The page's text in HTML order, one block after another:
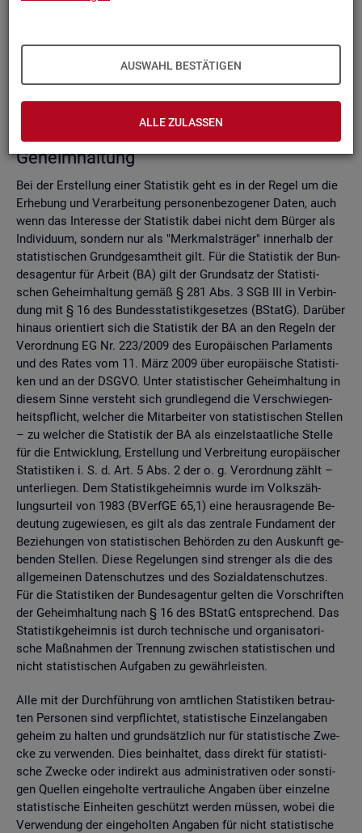
AUSWAHL BESTÄTIGEN
ALLE ZULASSEN
tung
Zell­sper­rungs­ver­fah­ren
Run­dungs­ver­fah­ren
Ver­gleich der Ver­fah­ren
Recht­li­che Grund­la­gen der sta­tis­ti­schen
Ge­heim­hal­tung
Bei der Er­stel­lung einer Sta­tis­tik geht es in der Regel um die
Er­he­bung und Ver­ar­bei­tung per­so­nen­be­zo­ge­ner Daten, auch
wenn das In­ter­es­se der Sta­tis­tik dabei nicht dem Bür­ger als
In­di­vi­du­um, son­dern nur als "Merk­mals­trä­ger" in­ner­halb der
sta­tis­ti­schen Grund­ge­samt­heit gilt. Für die Sta­tis­tik der Bun­
des­agen­tur für Ar­beit (BA) gilt der Grund­satz der Sta­tis­ti­
schen Ge­heim­hal­tung gemäß § 281 Abs. 3 SGB III in Ver­bin­
dung mit § 16 des Bun­des­sta­tis­tik­ge­set­zes (BStatG). Dar­über
hin­aus ori­en­tiert sich die Sta­tis­tik der BA an den Re­geln der
Ver­ord­nung EG Nr. 223/2009 des Eu­ro­päi­schen Par­la­ments
und des Rates vom 11. März 2009 über eu­ro­päi­sche Sta­tis­ti­
ken und an der DSGVO. Unter sta­tis­ti­scher Ge­heim­hal­tung in
die­sem Sinne ver­steht sich grund­le­gend die Ver­schwie­gen­
heits­pflicht, wel­cher die Mit­ar­bei­ter von sta­tis­ti­schen Stel­len
– zu wel­cher die Sta­tis­tik der BA als ein­zel­staat­li­che Stel­le
für die Ent­wick­lung, Er­stel­lung und Ver­brei­tung eu­ro­päi­scher
Sta­tis­ti­ken i. S. d. Art. 5 Abs. 2 der o. g. Ver­ord­nung zählt –
un­ter­lie­gen. Dem Sta­tis­tik­ge­heim­nis wurde im Volks­zäh­
lungs­ur­teil von 1983 (BVerf­GE 65,1) eine her­aus­ra­gen­de Be­
deu­tung zu­ge­wie­sen, es gilt als das zen­tra­le Fun­da­ment der
Be­zie­hun­gen von sta­tis­ti­schen Be­hör­den zu den Aus­kunft ge­
ben­den Stel­len. Diese Re­ge­lun­gen sind stren­ger als die des
all­ge­mei­nen Da­ten­schut­zes und des So­zi­al­da­ten­schut­zes.
Für die Sta­tis­ti­ken der Bun­des­agen­tur gel­ten die Vor­schrif­ten
der Ge­heim­hal­tung nach § 16 des BStatG ent­spre­chend. Das
Sta­tis­tik­ge­heim­nis ist durch tech­ni­sche und or­ga­ni­sa­to­ri­
sche Maß­nah­men der Tren­nung zwi­schen sta­tis­ti­schen und
nicht sta­tis­ti­schen Auf­ga­ben zu ge­währ­leis­ten.
Alle mit der Durch­füh­rung von amt­li­chen Sta­tis­ti­ken be­trau­
ten Per­so­nen sind ver­pflich­tet, sta­tis­ti­sche Ein­zel­an­ga­ben
ge­heim zu hal­ten und grund­sätz­lich nur für sta­tis­ti­sche Zwe­
cke zu ver­wen­den. Dies be­inhal­tet, dass di­rekt für sta­tis­ti­
sche Zwe­cke oder in­di­rekt aus ad­mi­nis­tra­ti­ven oder sons­ti­
gen Quel­len ein­ge­hol­te ver­trau­li­che An­ga­ben über ein­zel­ne
sta­tis­ti­sche Ein­hei­ten ge­schützt wer­den müs­sen, wobei die
Ver­wen­dung der ein­ge­hol­ten An­ga­ben für nicht sta­tis­ti­sche